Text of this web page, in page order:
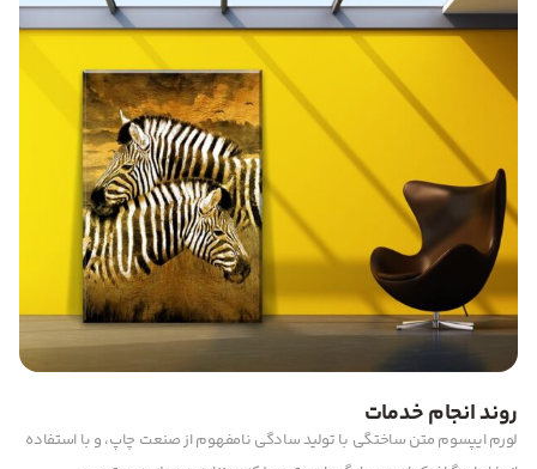
روند انجام خدمات
لورم ایپسوم متن ساختگی با تولید سادگی نامفهوم از صنعت چاپ، و با استفاده